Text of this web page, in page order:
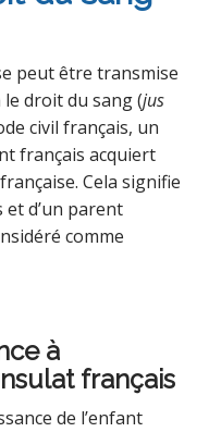
peut être transmise
droit du sang (jus
civil français, un
français acquiert
Cela signifie
et d’un parent
comme
à
français
de l’enfant